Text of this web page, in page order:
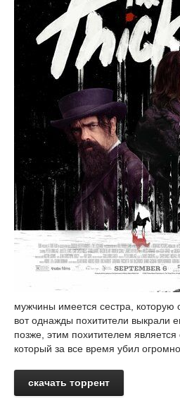
мужчины имеется сестра, которую
вот однажды похитители выкрали
позже, этим похитителем
который за все время убил
скачать торрент